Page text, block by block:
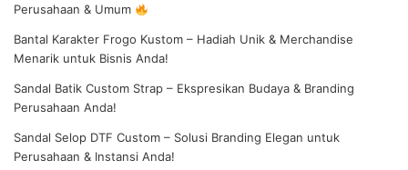
Perusahaan & Umum
Bantal Karakter Frogo Kustom – Hadiah Unik & Merchandise
Menarik untuk Bisnis Anda!
Sandal Batik Custom Strap – Ekspresikan Budaya & Branding
Perusahaan Anda!
Sandal Selop DTF Custom – Solusi Branding Elegan untuk
Perusahaan & Instansi Anda!